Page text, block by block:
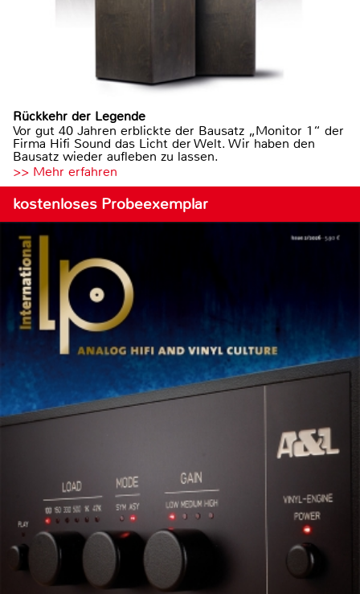
Rückkehr der Legende
Vor gut 40 Jahren erblickte der Bausatz „Monitor 1“ der
Firma Hifi Sound das Licht der Welt. Wir haben den
Bausatz wieder aufleben zu lassen.
>> Mehr erfahren
kostenloses Probeexemplar